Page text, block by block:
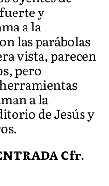
y
a la
las parábolas
vista, parecen
pero
a la
de Jesús y
Cfr.